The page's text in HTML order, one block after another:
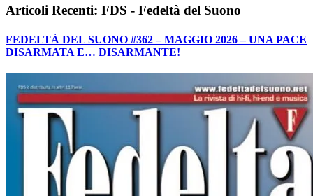
Articoli Recenti: FDS - Fedeltà del Suono
FEDELTÀ DEL SUONO #362 – MAGGIO 2026 – UNA PACE
DISARMATA E… DISARMANTE!